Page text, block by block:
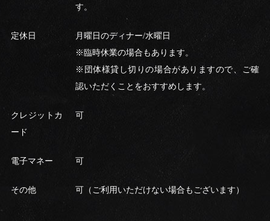
す。
定休日
月曜日のディナー/水曜日
※臨時休業の場合もあります。
※団体様貸し切りの場合がありますので、ご確
認いただくことをおすすめします。
クレジットカ
ード
可
電子マネー 可
その他 可（ご利用いただけない場合もございます）